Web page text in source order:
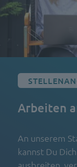
Arbeiten
An unserem
kannst Du